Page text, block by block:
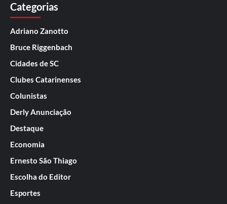
Categorias
Adriano Zanotto
Bruce Riggenbach
Cidades de SC
Clubes Catarinenses
Colunistas
Derly Anunciação
Destaque
Economia
Ernesto São Thiago
Escolha do Editor
Esportes